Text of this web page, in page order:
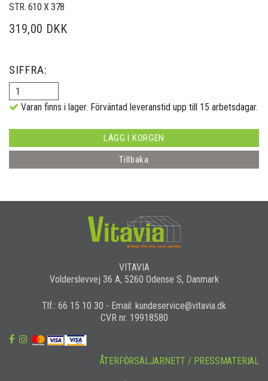
STR. 610 X 378
319,00 DKK
SIFFRA:
Varan finns i lager. Förväntad leveranstid upp till 15 arbetsdagar.
LÄGG I KORGEN
Tillbaka
VITAVIA
Volderslevvej 36 A, 5260 Odense S, Danmark
Tlf.: 66 15 10 30 - Email: kundeservice@vitavia.dk
CVR nr. 19918580
ÅTERFÖRSÄLJARNETT / PRESSMATERIAL